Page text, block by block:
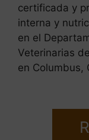
certificada y
interna y
en el
Veterinarias
en Columbus,